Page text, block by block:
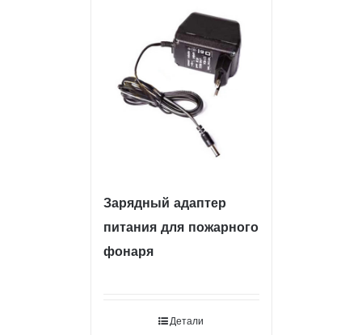
Зарядный адаптер
питания для пожарного
фонаря
Детали